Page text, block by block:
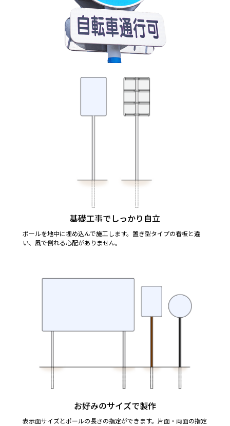
基礎工事でしっかり自立
ポールを地中に埋め込んで施工します。置き型タイプの看板と違
い、風で倒れる心配がありません。
お好みのサイズで製作
表示面サイズとポールの長さの指定ができます。片面・両面の指定